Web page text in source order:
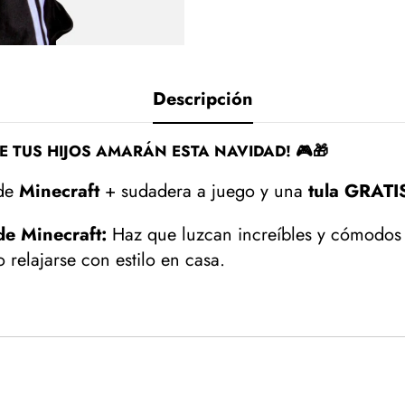
Descripción
TUS HIJOS AMARÁN ESTA NAVIDAD! 🎮🎁
Minecraft+ sudadera a juego y una tula
Minecraft: Haz que luzcan increíbles y
con estilo en casa.